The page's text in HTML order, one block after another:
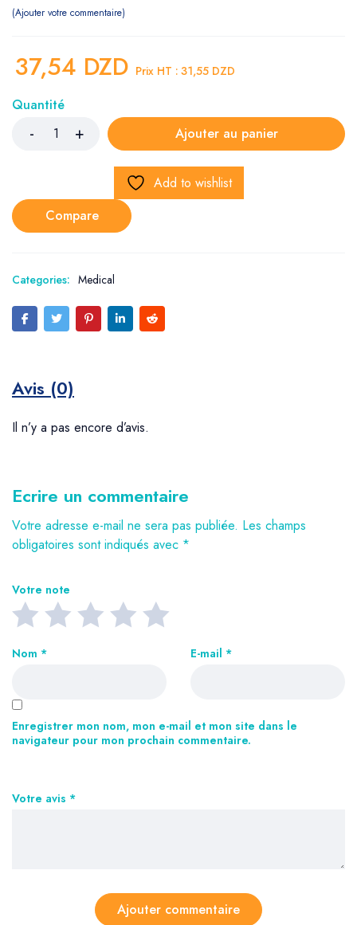
Ajouter votre commentaire
37,54 DZD Prix HT : 31,55 DZD
Quantité
Ajouter au panier
Add to wishlist
Compare
Categories: Medical
Avis (0)
Il n’y a pas encore d’avis.
Ecrire un commentaire
Votre adresse e-mail ne sera pas publiée. Les champs
obligatoires sont indiqués avec *
Votre note
Votre avis *
Nom * E-mail *
Enregistrer mon nom, mon e-mail et mon site dans le
navigateur pour mon prochain commentaire.